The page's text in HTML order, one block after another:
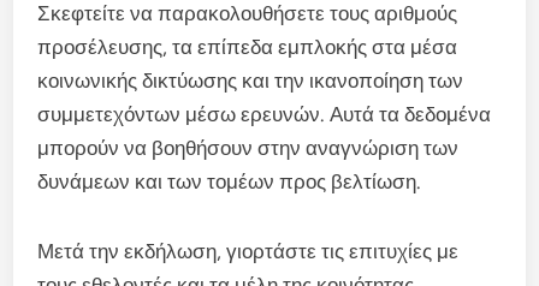
Σκεφτείτε να παρακολουθήσετε τους αριθμούς
προσέλευσης, τα επίπεδα εμπλοκής στα μέσα
κοινωνικής δικτύωσης και την ικανοποίηση των
συμμετεχόντων μέσω ερευνών. Αυτά τα δεδομένα
μπορούν να βοηθήσουν στην αναγνώριση των
δυνάμεων και των τομέων προς βελτίωση.
Μετά την εκδήλωση, γιορτάστε τις επιτυχίες με